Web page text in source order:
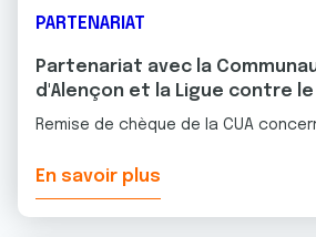
PARTENARIAT
Partenariat avec la
d'Alençon et la Ligue contre
Remise de chèque de la CUA
En savoir plus